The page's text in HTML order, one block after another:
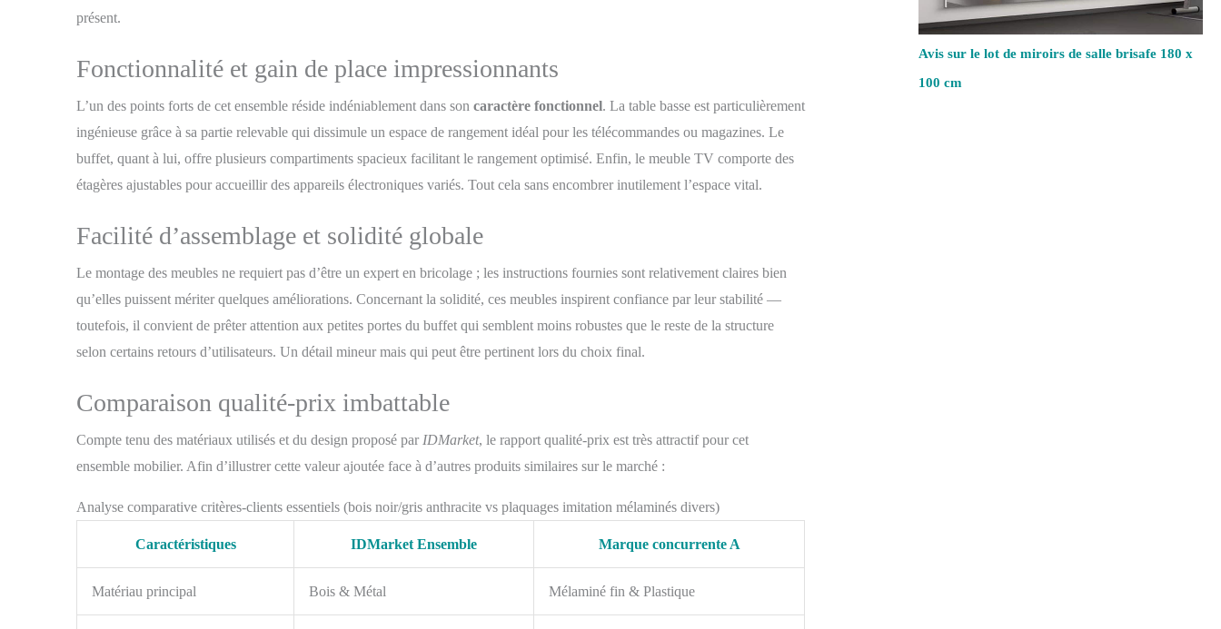
présent.
Fonctionnalité et gain de place impressionnants
L’un des points forts de cet ensemble réside indéniablement dans son caractère fonctionnel. La table basse est particulièrement
ingénieuse grâce à sa partie relevable qui dissimule un espace de rangement idéal pour les télécommandes ou magazines. Le
buffet, quant à lui, offre plusieurs compartiments spacieux facilitant le rangement optimisé. Enfin, le meuble TV comporte des
étagères ajustables pour accueillir des appareils électroniques variés. Tout cela sans encombrer inutilement l’espace vital.
Facilité d’assemblage et solidité globale
Le montage des meubles ne requiert pas d’être un expert en bricolage ; les instructions fournies sont relativement claires bien
qu’elles puissent mériter quelques améliorations. Concernant la solidité, ces meubles inspirent confiance par leur stabilité —
toutefois, il convient de prêter attention aux petites portes du buffet qui semblent moins robustes que le reste de la structure
selon certains retours d’utilisateurs. Un détail mineur mais qui peut être pertinent lors du choix final.
Comparaison qualité-prix imbattable
Compte tenu des matériaux utilisés et du design proposé par IDMarket, le rapport qualité-prix est très attractif pour cet
ensemble mobilier. Afin d’illustrer cette valeur ajoutée face à d’autres produits similaires sur le marché :
Analyse comparative critères-clients essentiels (bois noir/gris anthracite vs plaquages imitation mélaminés divers)
Caractéristiques IDMarket Ensemble Marque concurrente A
Matériau principal Bois & Métal Mélaminé fin & Plastique
Avis sur le lot de miroirs de salle brisafe 180 x
100 cm